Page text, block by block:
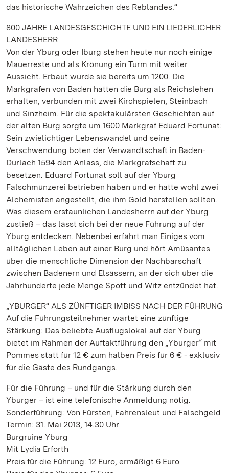
das historische Wahrzeichen des Reblandes.“
800 JAHRE LANDESGESCHICHTE UND EIN LIEDERLICHER
LANDESHERR
Von der Yburg oder Iburg stehen heute nur noch einige
Mauerreste und als Krönung ein Turm mit weiter
Aussicht. Erbaut wurde sie bereits um 1200. Die
Markgrafen von Baden hatten die Burg als Reichslehen
erhalten, verbunden mit zwei Kirchspielen, Steinbach
und Sinzheim. Für die spektakulärsten Geschichten auf
der alten Burg sorgte um 1600 Markgraf Eduard Fortunat:
Sein zwielichtiger Lebenswandel und seine
Verschwendung boten der Verwandtschaft in Baden-
Durlach 1594 den Anlass, die Markgrafschaft zu
besetzen. Eduard Fortunat soll auf der Yburg
Falschmünzerei betrieben haben und er hatte wohl zwei
Alchemisten angestellt, die ihm Gold herstellen sollten.
Was diesem erstaunlichen Landesherrn auf der Yburg
zustieß – das lässt sich bei der neue Führung auf der
Yburg entdecken. Nebenbei erfährt man Einiges vom
alltäglichen Leben auf einer Burg und hört Amüsantes
über die menschliche Dimension der Nachbarschaft
zwischen Badenern und Elsässern, an der sich über die
Jahrhunderte jede Menge Spott und Witz entzündet hat.
„YBURGER“ ALS ZÜNFTIGER IMBISS NACH DER FÜHRUNG
Auf die Führungsteilnehmer wartet eine zünftige
Stärkung: Das beliebte Ausflugslokal auf der Yburg
bietet im Rahmen der Auftaktführung den „Yburger“ mit
Pommes statt für 12 € zum halben Preis für 6 € - exklusiv
für die Gäste des Rundgangs.
Für die Führung – und für die Stärkung durch den
Yburger – ist eine telefonische Anmeldung nötig.
Sonderführung: Von Fürsten, Fahrensleut und Falschgeld
Termin: 31. Mai 2013, 14.30 Uhr
Burgruine Yburg
Mit Lydia Erforth
Preis für die Führung: 12 Euro, ermäßigt 6 Euro